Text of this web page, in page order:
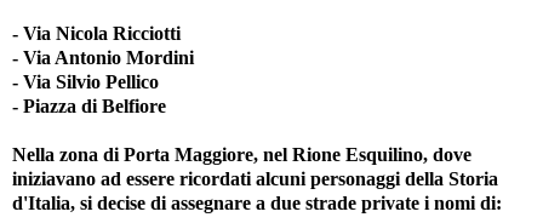
- Via Nicola Ricciotti
- Via Antonio Mordini
- Via Silvio Pellico
- Piazza di Belfiore
Nella zona di Porta Maggiore, nel Rione Esquilino, dove
iniziavano ad essere ricordati alcuni personaggi della Storia
d'Italia, si decise di assegnare a due strade private i nomi di: